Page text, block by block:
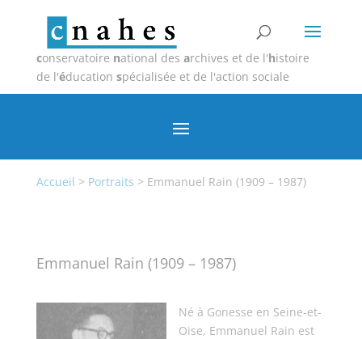
conservatoire national des archives et de l'histoire
de l'éducation spécialisée et de l'action sociale
Accueil > Portraits > Emmanuel Rain (1909 – 1987)
Emmanuel Rain (1909 – 1987)
Né à Gonesse en Seine-et-
Oise, Emmanuel Rain est